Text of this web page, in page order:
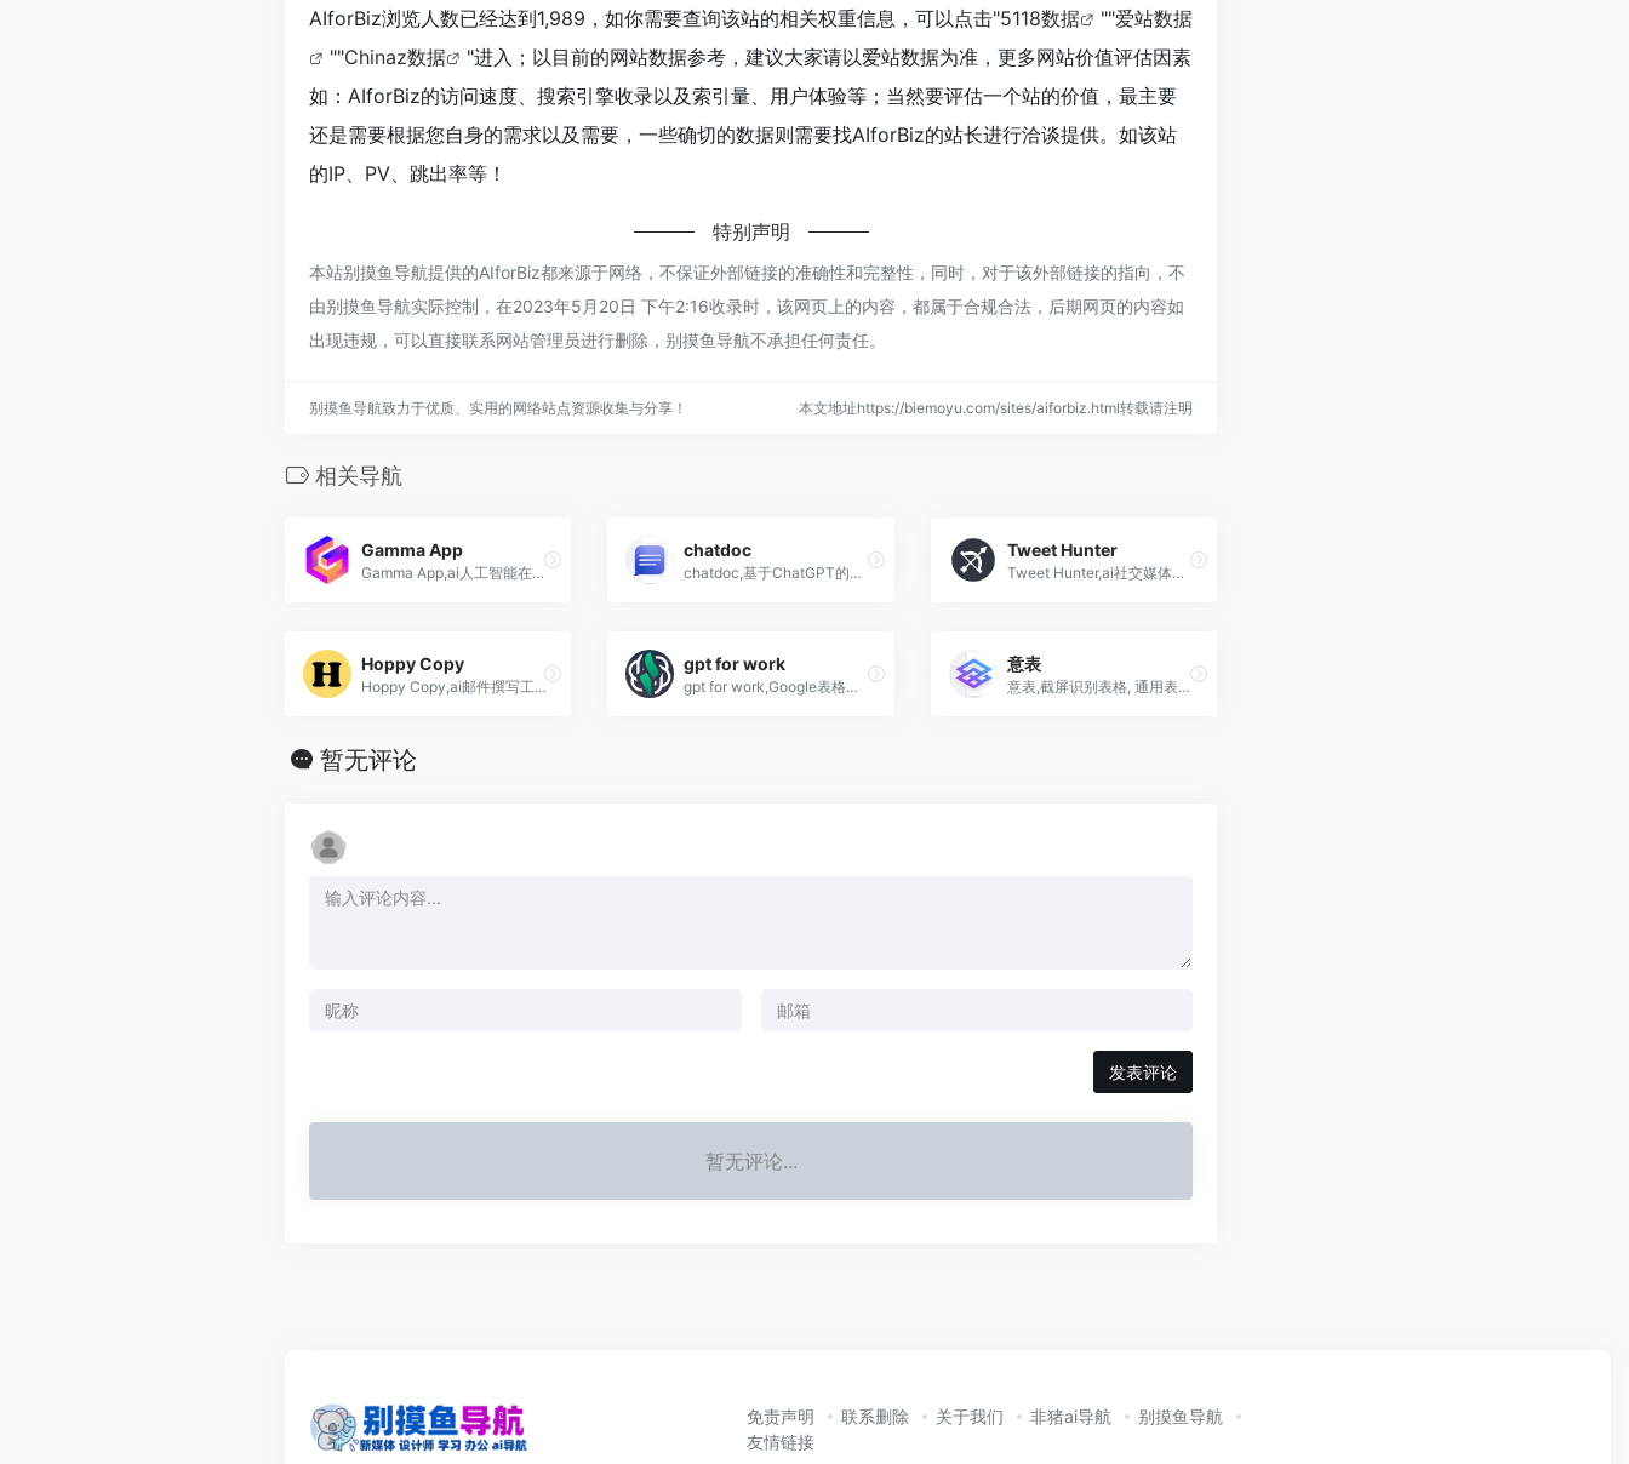
AIforBiz浏览人数已经达到1,989，如你需要查询该站的相关权重信息，可以点击"5118数据 ""爱站数据
""Chinaz数据
"进入；以目前的网站数据参考，建议大家请以爱站数据为准，更多网站价值评估因素
如：AIforBiz的访问速度、搜索引擎收录以及索引量、用户体验等；当然要评估一个站的价值，最主要
还是需要根据您自身的需求以及需要，一些确切的数据则需要找AIforBiz的站长进行洽谈提供。如该站
的IP、PV、跳出率等！
特别声明
本站别摸鱼导航提供的AIforBiz都来源于网络，不保证外部链接的准确性和完整性，同时，对于该外部链接的指向，不
由别摸鱼导航实际控制，在2023年5月20日 下午2:16收录时，该网页上的内容，都属于合规合法，后期网页的内容如
出现违规，可以直接联系网站管理员进行删除，别摸鱼导航不承担任何责任。
别摸鱼导航致力于优质、实用的网络站点资源收集与分享！ 本文地址https://biemoyu.com/sites/aiforbiz.html转载请注明
相关导航
Gamma App
Gamma App,ai人工智能在线PPT生成工具
chatdoc
chatdoc,基于ChatGPT的文件阅读助手,人工智能
Tweet Hunter
Tweet Hunter,ai社交媒体助手服务,Twitter灵感写作工具
Hoppy Copy
Hoppy Copy,ai邮件撰写工具,撰写高转化率电子邮件，速度提高 10 倍
gpt for work
gpt for work,Google表格和文档使用chatgpt插件
意表
意表,截屏识别表格, 通用表格、无框线表格、财报、银行流水，轻松提取！
暂无评论
发表评论
暂无评论...
免责声明 联系删除 关于我们 非猪ai导航
别摸鱼导航
友情链接